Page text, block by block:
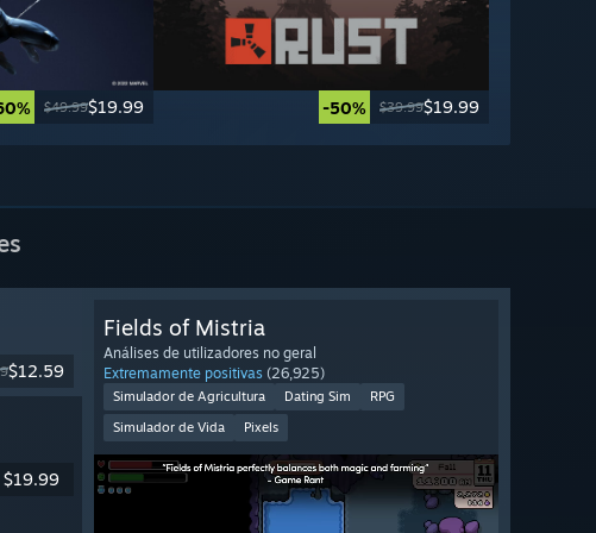
$49.99$19.99 -50% $39.99$19.99
$12.59
$19.99
Fields of Mistria
Análises de utilizadores no geral
Extremamente positivas (26,925)
Simulador de Agricultura Dating Sim
RPG
Simulador de Vida
Pixels